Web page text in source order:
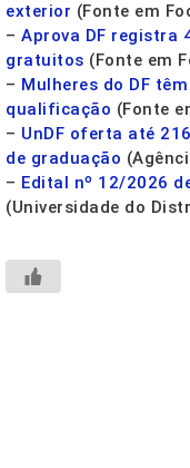
exterior (Fonte em
– Aprova DF registra
gratuitos (Fonte em
– Mulheres do DF
qualificação (Fonte
– UnDF oferta até
de graduação
– Edital nº 12/2026
(Universidade do